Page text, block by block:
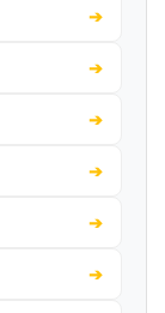
➔
➔
➔
➔
➔
➔